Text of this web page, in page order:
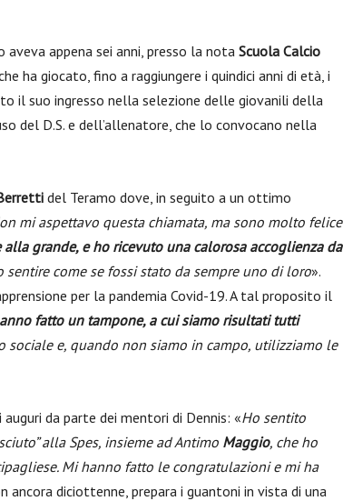
appena sei anni, presso la nota Scuola Calcio
ha giocato, fino a raggiungere i quindici anni di età, i
il suo ingresso nella selezione delle giovanili della
del D.S. e dell’allenatore, che lo convocano nella
del Teramo dove, in seguito a un ottimo
mi aspettavo questa chiamata, ma sono molto felice
grande, e ho ricevuto una calorosa accoglienza da
sentire come se fossi stato da sempre uno di loro».
per la pandemia Covid-19. A tal proposito il
fatto un tampone, a cui siamo risultati tutti
sociale e, quando non siamo in campo, utilizziamo le
da parte dei mentori di Dennis: «Ho sentito
alla Spes, insieme ad Antimo Maggio, che ho
Mi hanno fatto le congratulazioni e mi ha
ancora diciottenne, prepara i guantoni in vista di una